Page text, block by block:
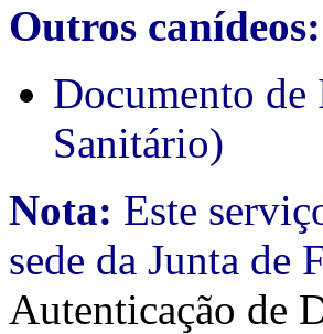
Outros canídeos:
Documento
Sanitário)
Nota: Este
sede da Junta de
Autenticação de